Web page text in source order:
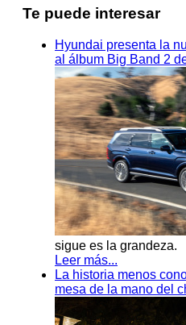
Te puede interesar
Hyundai presenta la
al álbum Big Band 2
sigue es la grandeza.
Leer más...
La historia menos
mesa de la mano del